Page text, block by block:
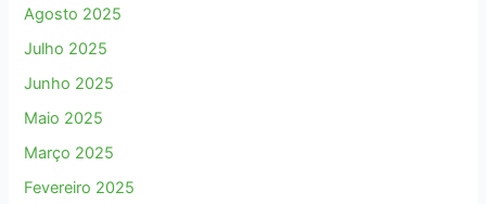
Agosto 2025
Julho 2025
Junho 2025
Maio 2025
Março 2025
Fevereiro 2025